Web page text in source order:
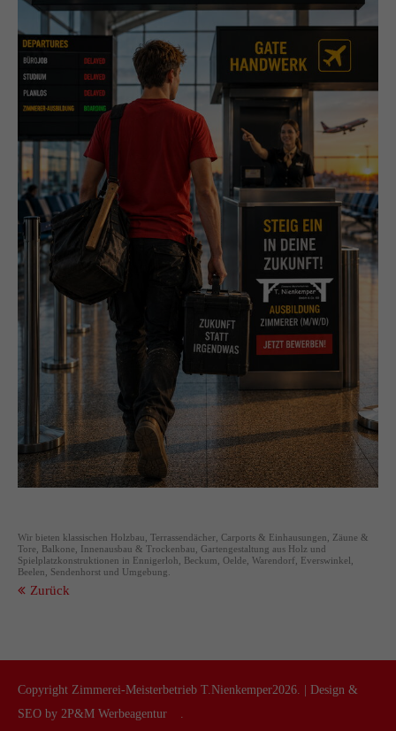
Wir bieten klassischen Holzbau, Terrassendächer, Carports & Einhausungen, Zäune &
Tore, Balkone, Innenausbau & Trockenbau, Gartengestaltung aus Holz und
Spielplatzkonstruktionen in Ennigerloh, Beckum, Oelde, Warendorf, Everswinkel,
Beelen, Sendenhorst und Umgebung.
Zurück
Copyright Zimmerei-Meisterbetrieb T.Nienkemper2026. | Design &
SEO by 2P&M Werbeagentur